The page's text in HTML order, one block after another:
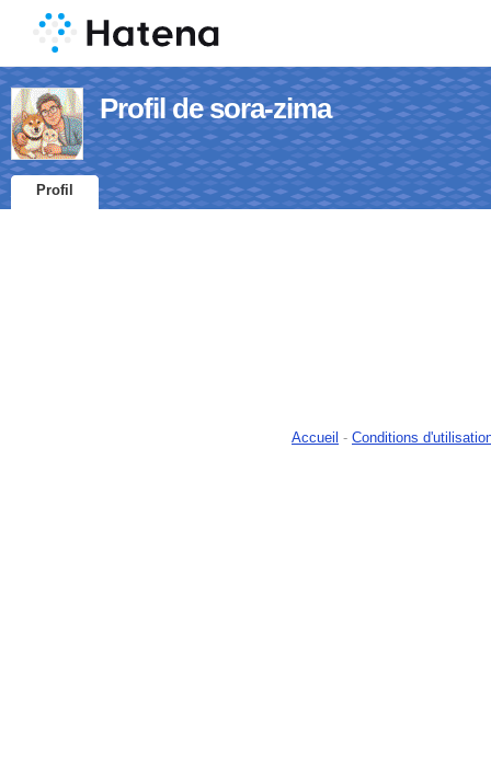
Profil de sora-zima
Profil
Accueil - Conditions